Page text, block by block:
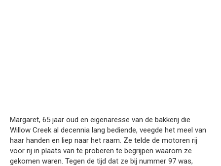
Margaret, 65 jaar oud en eigenaresse van de bakkerij die
Willow Creek al decennia lang bediende, veegde het meel van
haar handen en liep naar het raam. Ze telde de motoren rij
voor rij in plaats van te proberen te begrijpen waarom ze
gekomen waren. Tegen de tijd dat ze bij nummer 97 was,